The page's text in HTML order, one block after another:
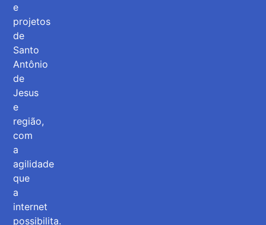
e
projetos
de
Santo
Antônio
de
Jesus
e
região,
com
a
agilidade
que
a
internet
possibilita.